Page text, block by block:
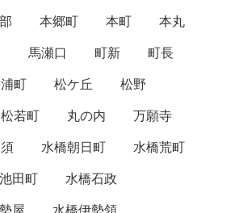
本郷町 本町
本丸
馬瀬口 町新
町長
町 松ケ丘
松野
松若町 丸の内
万願寺
水橋朝日町
水橋荒町
田町
水橋石政